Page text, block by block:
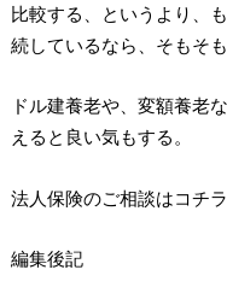
比較する、というより、
続しているなら、そもそ
ドル建養老や、変額養老
えると良い気もする。
法人保険のご相談はコチラ
編集後記